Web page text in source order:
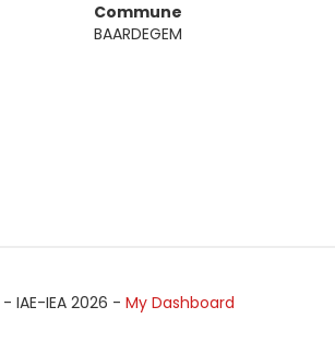
Commune
BAARDEGEM
- IAE-IEA 2026 - My Dashboard